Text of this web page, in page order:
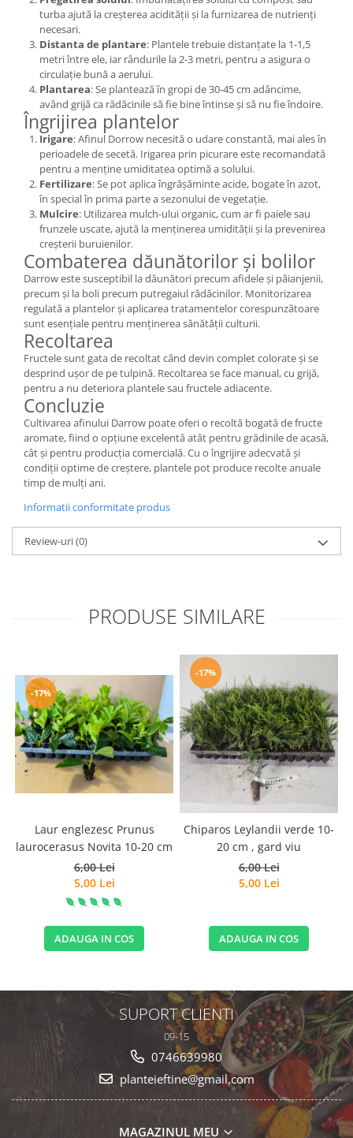
turba ajută la creșterea acidității și la furnizarea de nutrienți
necesari.
Distanta de plantare: Plantele trebuie distanțate la 1-1,5
metri între ele, iar rândurile la 2-3 metri, pentru a asigura o
circulație bună a aerului.
Plantarea: Se plantează în gropi de 30-45 cm adâncime,
având grijă ca rădăcinile să fie bine întinse și să nu fie îndoire.
Îngrijirea plantelor
Irigare: Afinul Dorrow necesită o udare constantă, mai ales în
perioadele de secetă. Irigarea prin picurare este recomandată
pentru a menține umiditatea optimă a solului.
Fertilizare: Se pot aplica îngrășăminte acide, bogate în azot,
în special în prima parte a sezonului de vegetație.
Mulcire: Utilizarea mulch-ului organic, cum ar fi paiele sau
frunzele uscate, ajută la menținerea umidității și la prevenirea
creșterii buruienilor.
Combaterea dăunătorilor și bolilor
Darrow este susceptibil la dăunători precum afidele și păianjenii,
precum și la boli precum putregaiul rădăcinilor. Monitorizarea
regulată a plantelor și aplicarea tratamentelor corespunzătoare
sunt esențiale pentru menținerea sănătății culturii.
Recoltarea
Fructele sunt gata de recoltat când devin complet colorate și se
desprind ușor de pe tulpină. Recoltarea se face manual, cu grijă,
pentru a nu deteriora plantele sau fructele adiacente.
Concluzie
Cultivarea afinului Darrow poate oferi o recoltă bogată de fructe
aromate, fiind o opțiune excelentă atât pentru grădinile de acasă,
cât și pentru producția comercială. Cu o îngrijire adecvată și
condiții optime de creștere, plantele pot produce recolte anuale
timp de mulți ani.
Informatii conformitate produs
Review-uri(0)
PRODUSE SIMILARE
-17%
Laur englezesc Prunus
laurocerasus Novita 10-20 cm
6,00 Lei
5,00 Lei
ADAUGA IN COS
-17%
Chiparos Leylandii verde 10-
20 cm , gard viu
6,00 Lei
5,00 Lei
ADAUGA IN COS
SUPORT CLIENTI
09-15
0746639980
planteieftine@gmail.com
MAGAZINUL MEU